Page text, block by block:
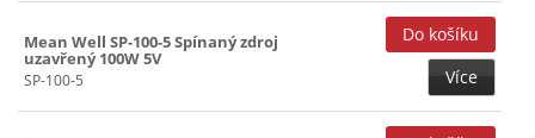
Mean Well SP-100-5 Spínaný zdroj
uzavřený 100W 5V
SP-100-5 Více